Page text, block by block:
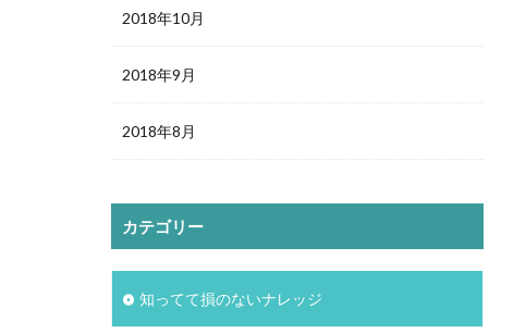
2018年10月
2018年9月
2018年8月
カテゴリー
知ってて損のないナレッジ